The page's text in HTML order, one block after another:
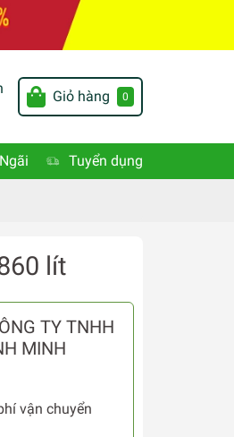
Giỏ hàng 0
Tuyển dụng
lít
TY TNHH
MINH
vận chuyển